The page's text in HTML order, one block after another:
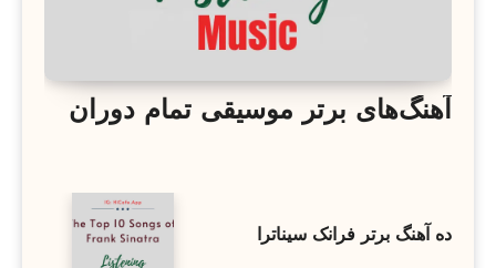
آهنگ‌های برتر موسیقی تمام دوران
ده آهنگ برتر فرانک سیناترا